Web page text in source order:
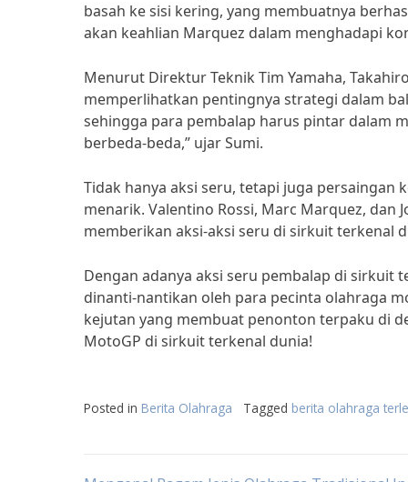
basah ke sisi kering, yang membuatnya
akan keahlian Marquez dalam menghadapi
Menurut Direktur Teknik Tim Yamaha,
memperlihatkan pentingnya strategi dalam
sehingga para pembalap harus pintar dalam
berbeda-beda,” ujar Sumi.
Tidak hanya aksi seru, tetapi juga persaingan
menarik. Valentino Rossi, Marc Marquez, dan
memberikan aksi-aksi seru di sirkuit terkenal
Dengan adanya aksi seru pembalap di sirkuit
dinanti-nantikan oleh para pecinta olahraga
kejutan yang membuat penonton terpaku di
MotoGP di sirkuit terkenal dunia!
Posted in Berita Olahraga Tagged berita olahraga